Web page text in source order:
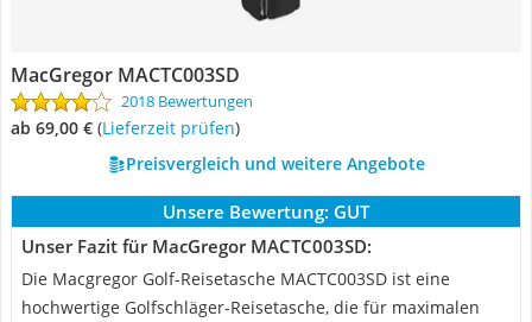
MacGregor MACTC003SD
2018 Bewertungen
ab 69,00 € (Lieferzeit prüfen)
Preisvergleich und weitere Angebote
Unsere Bewertung: GUT
Unser Fazit für MacGregor MACTC003SD:
Die Macgregor Golf-Reisetasche MACTC003SD ist eine
hochwertige Golfschläger-Reisetasche, die für maximalen